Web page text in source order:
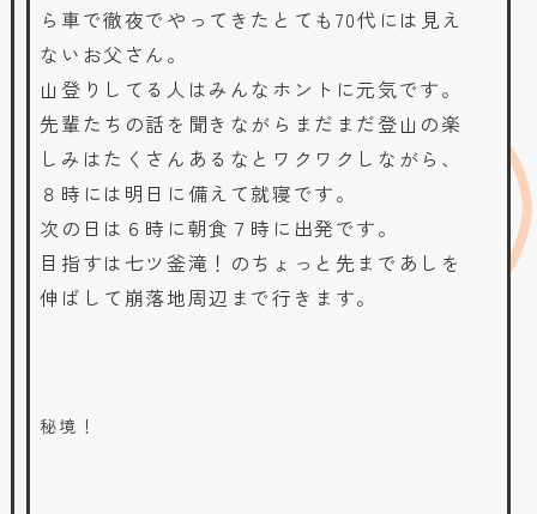
ら車で徹夜でやってきたとても70代には見え
ないお父さん。
山登りしてる人はみんなホントに元気です。
先輩たちの話を聞きながらまだまだ登山の楽
しみはたくさんあるなとワクワクしながら、
８時には明日に備えて就寝です。
次の日は６時に朝食７時に出発です。
目指すは七ツ釜滝！のちょっと先まであしを
伸ばして崩落地周辺まで行きます。
秘境！